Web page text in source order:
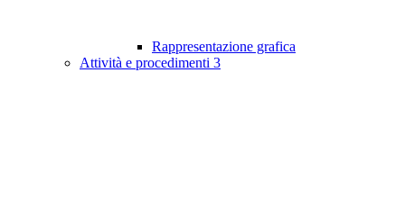
Rappresentazione grafica
Attività e procedimenti 3